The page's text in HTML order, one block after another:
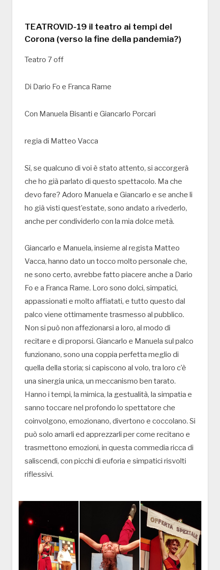
TEATROVID-19 il teatro ai tempi del
Corona (verso la fine della pandemia?)
Teatro 7 off
Di Dario Fo e Franca Rame
Con Manuela Bisanti e Giancarlo Porcari
regia di Matteo Vacca
Sì, se qualcuno di voi è stato attento, si accorgerà
che ho già parlato di questo spettacolo. Ma che
devo fare? Adoro Manuela e Giancarlo e se anche li
ho già visti quest’estate, sono andato a rivederlo,
anche per condividerlo con la mia dolce metà.
Giancarlo e Manuela, insieme al regista Matteo
Vacca, hanno dato un tocco molto personale che,
ne sono certo, avrebbe fatto piacere anche a Dario
Fo e a Franca Rame. Loro sono dolci, simpatici,
appassionati e molto affiatati, e tutto questo dal
palco viene ottimamente trasmesso al pubblico.
Non si può non affezionarsi a loro, al modo di
recitare e di proporsi. Giancarlo e Manuela sul palco
funzionano, sono una coppia perfetta meglio di
quella della storia; si capiscono al volo, tra loro c’è
una sinergia unica, un meccanismo ben tarato.
Hanno i tempi, la mimica, la gestualità, la simpatia e
sanno toccare nel profondo lo spettatore che
coinvolgono, emozionano, divertono e coccolano. Si
può solo amarli ed apprezzarli per come recitano e
trasmettono emozioni, in questa commedia ricca di
saliscendi, con picchi di euforia e simpatici risvolti
riflessivi.